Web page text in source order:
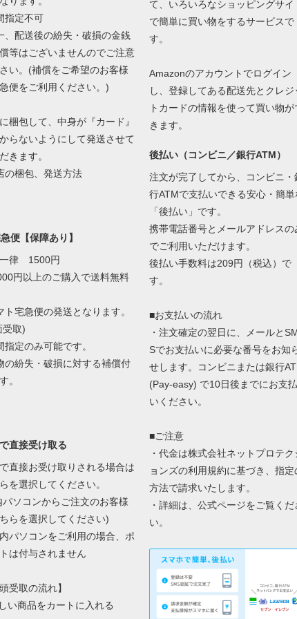
指定不可
、配送後の紛失・破損の金銭
等はございませんのでご注意
い。(補償をご希望のお客様
便をご利用ください。)
梱包して、中身が『カード』
らないようにして発送させて
きます。
の梱包、発送方法
便【保障あり】
律 1500円
円以上のご購入で送料無料
ト宅急便の発送となります。
受取)
指定のみ可能です。
の紛失・破損に対する補償付
。
直接受け取る
直接お受け取りされる場合は
を選択してください。
パソコンからご注文のお客様
らを選択してください)
パソコンをご利用の場合、ポ
は付与されません
頭受取の流れ】
い商品をカートに入れる
て、いろいろなショッピングサイ
で簡単に買い物をするサービスで
す。
Amazonのアカウントでログイン
し、登録してある配送先とクレジ
トカードの情報を使って買い物が
きます。
後払い（コンビニ／銀行ATM）
注文が完了してから、コンビニ・
行ATMで支払いできる安心・簡単
「後払い」です。
携帯電話番号とメールアドレスの
でご利用いただけます。
後払い手数料は209円（税込）で
す。
■お支払いの流れ
・注文確定の翌日に、メールと
Sでお支払いに必要な番号をお知
せします。コンビニまたは銀行
(Pay-easy) で10日後までにお支払
いください。
■ご注意
・代金は株式会社ネットプロテク
ョンズの利用規約に基づき、指定
方法で請求いたします。
・詳細は、 公式ページをご覧くだ
い。